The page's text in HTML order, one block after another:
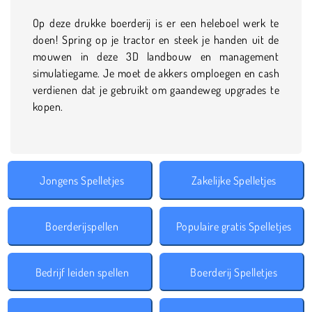
Op deze drukke boerderij is er een heleboel werk te
doen! Spring op je tractor en steek je handen uit de
mouwen in deze 3D landbouw en management
simulatiegame. Je moet de akkers omploegen en cash
verdienen dat je gebruikt om gaandeweg upgrades te
kopen.
Jongens Spelletjes Zakelijke Spelletjes
Boerderijspellen Populaire gratis Spelletjes
Bedrijf leiden spellen Boerderij Spelletjes